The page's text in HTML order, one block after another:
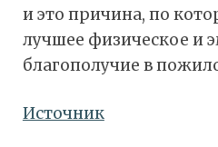
и это причина, по
лучшее физическое и
благополучие в
Источник